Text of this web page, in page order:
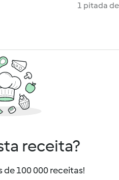
1 pitada de
receita?
de 100 000 receitas!